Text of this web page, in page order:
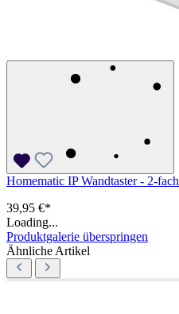
Homematic IP Wandtaster - 2-fach
39,95 €*
Loading...
Produktgalerie überspringen
Ähnliche Artikel